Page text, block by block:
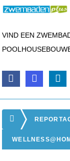
VIND EEN